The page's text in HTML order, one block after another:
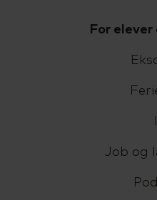
For
Job og